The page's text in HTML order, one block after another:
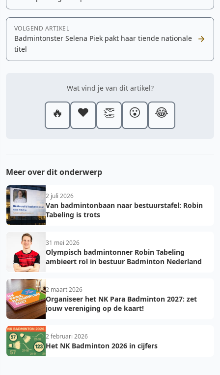
VOLGEND ARTIKEL
Badmintonster Selena Piek pakt haar tiende nationale
titel
Wat vind je van dit artikel?
🔥 ❤️ 👏 😮 😂
Meer over dit onderwerp
2 juli 2026
Van badmintonbaan naar bestuurstafel: Robin
Tabeling is trots
31 mei 2026
Olympisch badmintonner Robin Tabeling
ambieert rol in bestuur Badminton Nederland
2 maart 2026
Organiseer het NK Para Badminton 2027: zet
jouw vereniging op de kaart!
2 februari 2026
Het NK Badminton 2026 in cijfers